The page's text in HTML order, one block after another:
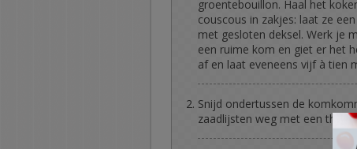
groentebouillon. Haal het
couscous in zakjes: laat ze
met gesloten deksel. Werk je
een ruime kom en giet er het
af en laat eveneens vijf à tien
Snijd ondertussen de
zaadlijsten weg met een